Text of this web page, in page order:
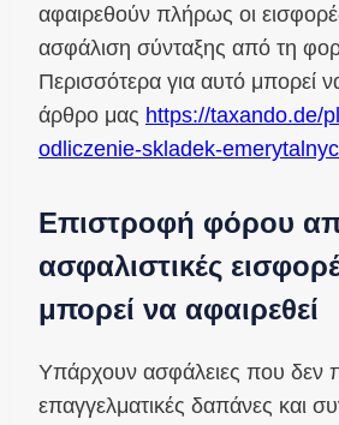
αφαιρεθούν πλήρως οι
ασφάλιση σύνταξης από τη
Περισσότερα για αυτό μπορεί
άρθρο μας https://taxando.de/
odliczenie-skladek-
Επιστροφή φόρου
ασφαλιστικές
μπορεί να αφαιρεθεί
Υπάρχουν ασφάλειες που δεν
επαγγελματικές δαπάνες και